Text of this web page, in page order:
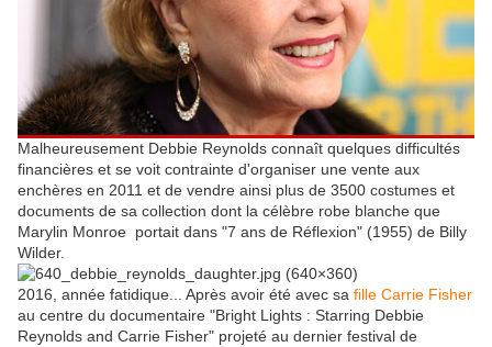
Malheureusement Debbie Reynolds connaît quelques difficultés
financières et se voit contrainte d'organiser une vente aux
enchères en 2011 et de vendre ainsi plus de 3500 costumes et
documents de sa collection dont la célèbre robe blanche que
Marylin Monroe portait dans "7 ans de Réflexion" (1955) de Billy
Wilder.
2016, année fatidique... Après avoir été avec sa fille Carrie Fisher
au centre du documentaire "Bright Lights : Starring Debbie
Reynolds and Carrie Fisher" projeté au dernier festival de